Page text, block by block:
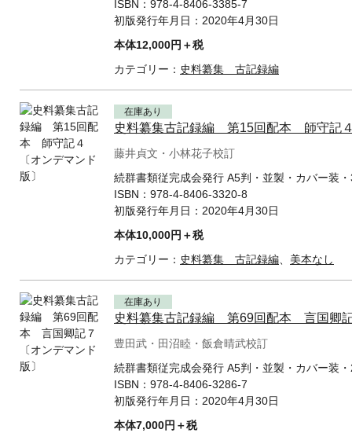
ISBN： 978-4-8406-3385-7
初版発行年月日： 2020年4月30日
本体12,000円＋税
カテゴリー： 史料纂集 古記録編
在庫あり
史料纂集古記録編 第15回配本 師守記
藤井貞文・小林花子校訂
続群書類従完成会発行 A5判・並製・カバー装
ISBN： 978-4-8406-3320-8
初版発行年月日： 2020年4月30日
本体10,000円＋税
カテゴリー： 史料纂集 古記録編、 美本なし
在庫あり
史料纂集古記録編 第69回配本 言国卿
豊田武・田沼睦・飯倉晴武校訂
続群書類従完成会発行 A5判・並製・カバー装
ISBN： 978-4-8406-3286-7
初版発行年月日： 2020年4月30日
本体7,000円＋税